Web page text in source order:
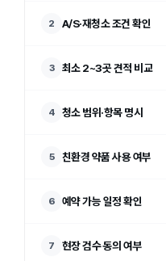
2 A/S·재청소 조건 확인
3 최소 2~3곳 견적 비교
4 청소 범위·항목 명시
5 친환경 약품 사용 여부
6 예약 가능 일정 확인
7 현장 검수 동의 여부